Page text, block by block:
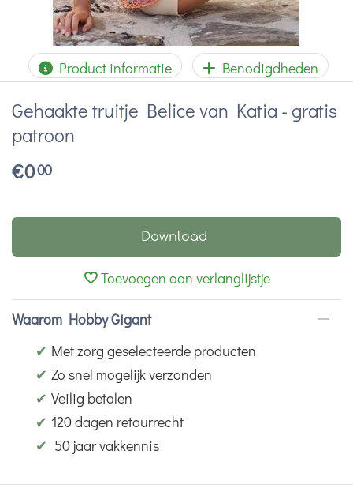
Product informatie Benodigdheden
Gehaakte truitje Belice van Katia - gratis
patroon
€000
Download
Toevoegen aan verlanglijstje
Waarom Hobby Gigant
✔ Met zorg geselecteerde producten
✔ Zo snel mogelijk verzonden
✔ Veilig betalen
✔ 120 dagen retourrecht
✔ 50 jaar vakkennis